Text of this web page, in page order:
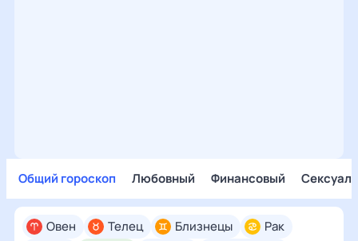
Общий гороскоп Любовный Финансовый
Овен Телец Близнецы
Рак